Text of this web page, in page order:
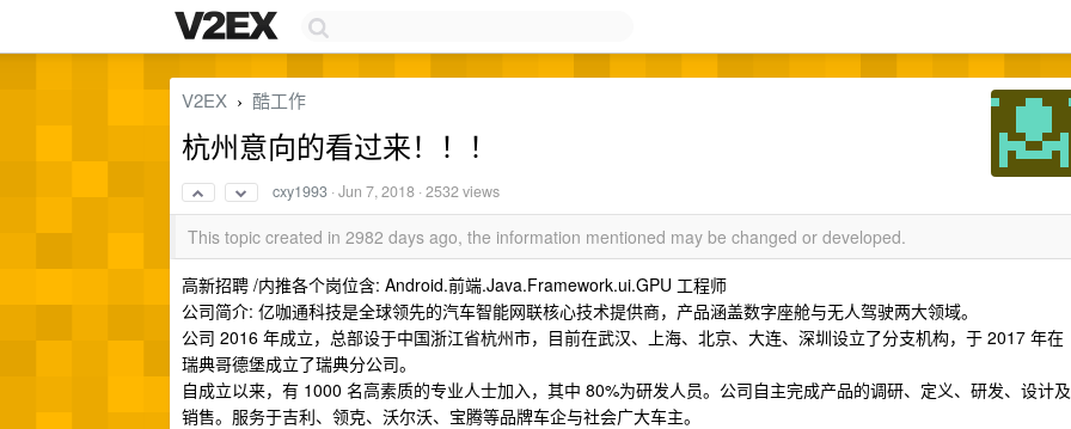
V2EX › 酷工作
杭州意向的看过来！！！
cxy1993 ·Jun 7, 2018 · 2532 views
This topic created in 2982 days ago, the information mentioned may be changed or developed.
高新招聘 /内推各个岗位含: Android.前端.Java.Framework.ui.GPU 工程师
公司简介: 亿咖通科技是全球领先的汽车智能网联核心技术提供商，产品涵盖数字座舱与无人驾驶两大领域。
公司 2016 年成立，总部设于中国浙江省杭州市，目前在武汉、上海、北京、大连、深圳设立了分支机构，于 2017 年在
瑞典哥德堡成立了瑞典分公司。
自成立以来，有 1000 名高素质的专业人士加入，其中 80%为研发人员。公司自主完成产品的调研、定义、研发、设计及
销售。服务于吉利、领克、沃尔沃、宝腾等品牌车企与社会广大车主。